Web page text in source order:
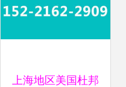
上海地区美国杜邦